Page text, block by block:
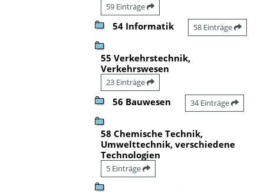
59 Einträge
54 Informatik 58 Einträge
55 Verkehrstechnik,
Verkehrswesen
23 Einträge
56 Bauwesen 34 Einträge
58 Chemische Technik,
Umwelttechnik, verschiedene
Technologien
5 Einträge